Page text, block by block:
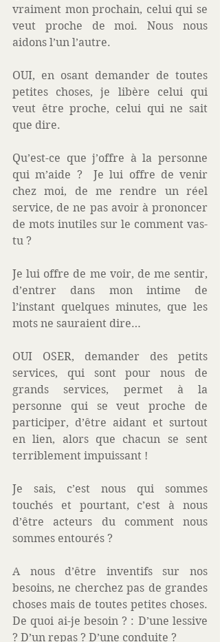
vraiment mon prochain, celui qui se
veut proche de moi. Nous nous
aidons l’un l’autre.
OUI, en osant demander de toutes
petites choses, je libère celui qui
veut être proche, celui qui ne sait
que dire.
Qu’est-ce que j’offre à la personne
qui m’aide ?  Je lui offre de venir
chez moi, de me rendre un réel
service, de ne pas avoir à prononcer
de mots inutiles sur le comment vas-
tu ?
Je lui offre de me voir, de me sentir,
d’entrer dans mon intime de
l’instant quelques minutes, que les
mots ne sauraient dire…
OUI OSER, demander des petits
services, qui sont pour nous de
grands services, permet à la
personne qui se veut proche de
participer, d’être aidant et surtout
en lien, alors que chacun se sent
terriblement impuissant !
Je sais, c’est nous qui sommes
touchés et pourtant, c’est à nous
d’être acteurs du comment nous
sommes entourés ?
A nous d’être inventifs sur nos
besoins, ne cherchez pas de grandes
choses mais de toutes petites choses.
De quoi ai-je besoin ? : D’une lessive
? D’un repas ? D’une conduite ?